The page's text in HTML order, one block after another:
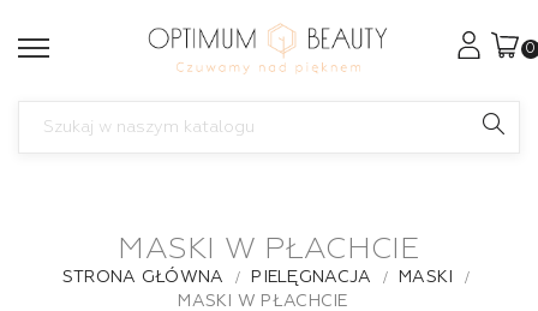
0
MASKI W PŁACHCIE
STRONA GŁÓWNA PIELĘGNACJA
MASKI
MASKI W PŁACHCIE